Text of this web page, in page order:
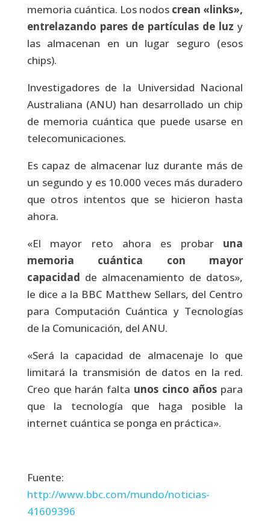
memoria cuántica. Los nodos crean «links»,
entrelazando pares de partículas de luz y
las almacenan en un lugar seguro (esos
chips).
Investigadores de la Universidad Nacional
Australiana (ANU) han desarrollado un chip
de memoria cuántica que puede usarse en
telecomunicaciones.
Es capaz de almacenar luz durante más de
un segundo y es 10.000 veces más duradero
que otros intentos que se hicieron hasta
ahora.
«El mayor reto ahora es probar una
memoria cuántica con mayor
capacidad de almacenamiento de datos»,
le dice a la BBC Matthew Sellars, del Centro
para Computación Cuántica y Tecnologías
de la Comunicación, del ANU.
«Será la capacidad de almacenaje lo que
limitará la transmisión de datos en la red.
Creo que harán falta unos cinco años para
que la tecnología que haga posible la
internet cuántica se ponga en práctica».
Fuente:
http://www.bbc.com/mundo/noticias-
41609396